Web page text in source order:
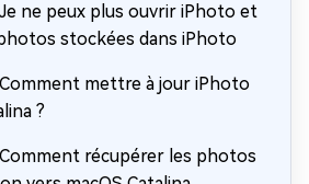
ne peux plus ouvrir iPhoto et
stockées dans iPhoto
mettre à jour iPhoto
?
récupérer les photos